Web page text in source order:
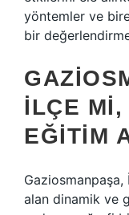
yöntemler ve
bir
İLÇE MI,
EĞITIM
Gaziosmanpaşa,
alan dinamik ve